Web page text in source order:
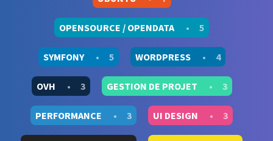
OPENSOURCE / OPENDATA • 5
SYMFONY • 5 WORDPRESS • 4
OVH • 3 GESTION DE PROJET • 3
PERFORMANCE • 3 UI DESIGN • 3